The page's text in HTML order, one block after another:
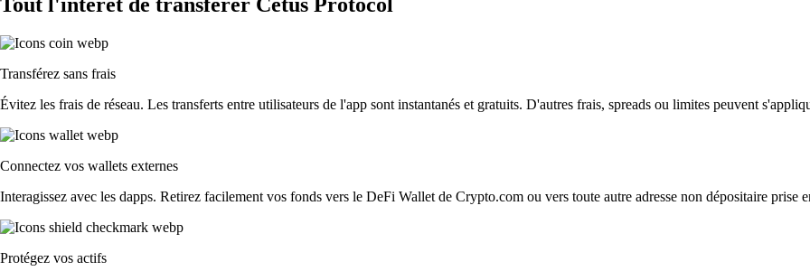
Transférez sans frais
Évitez les frais de réseau. Les transferts entre utilisateurs de l'app sont instantanés et gratuits. D'autres frais, spreads ou limites peuvent
Connectez vos wallets externes
Interagissez avec les dapps. Retirez facilement vos fonds vers le DeFi Wallet de Crypto.com ou vers toute autre adresse non dépositaire prise
Protégez vos actifs